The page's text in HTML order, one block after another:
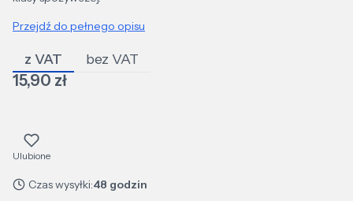
Przejdź do pełnego opisu
z VAT bez VAT
Cena
15,90 zł
Ulubione
Czas wysyłki:48 godzin